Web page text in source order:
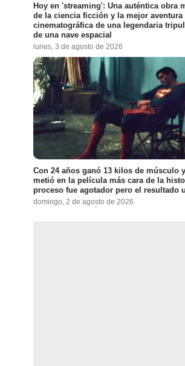
Hoy en 'streaming': Una auténtica obra
de la ciencia ficción y la mejor aventura
cinematográfica de una legendaria
de una nave espacial
lunes, 3 de agosto de 2026
Con 24 años ganó 13 kilos de músculo
metió en la película más cara de la
proceso fue agotador pero el resultado
domingo, 2 de agosto de 2026